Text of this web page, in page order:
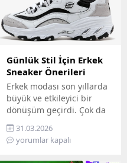
Günlük Stil İçin Erkek
Sneaker Önerileri
Erkek modası son yıllarda
büyük ve etkileyici bir
dönüşüm geçirdi. Çok da
uzak olmayan bir
geçmişte sadece spor
salonlarında,
31.03.2026
yorumlar kapalı